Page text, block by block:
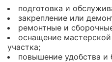
подготовка и
закрепление или
ремонтные и
оснащение
участка;
повышение удобства и